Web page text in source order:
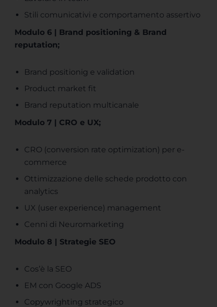
Stili comunicativi e comportamento assertivo
Modulo 6 | Brand positioning & Brand
reputation;
Brand positionig e validation
Product market fit
Brand reputation multicanale
Modulo 7 | CRO e UX;
CRO (conversion rate optimization) per e-
commerce
Ottimizzazione delle schede prodotto con
analytics
UX (user experience) management
Cenni di Neuromarketing
Modulo 8 | Strategie SEO
Cos’è la SEO
EM con Google ADS
Copywrighting strategico